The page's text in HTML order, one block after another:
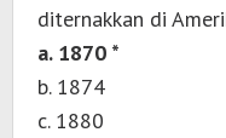
diternakkan di
a. 1870 *
b. 1874
c. 1880